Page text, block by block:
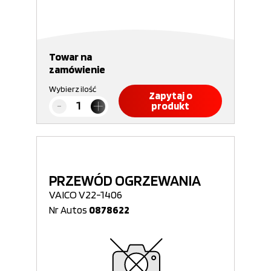
Towar na
zamówienie
Wybierz ilość
Zapytaj o
produkt
PRZEWÓD OGRZEWANIA
VAICO V22-1406
Nr Autos 0878622